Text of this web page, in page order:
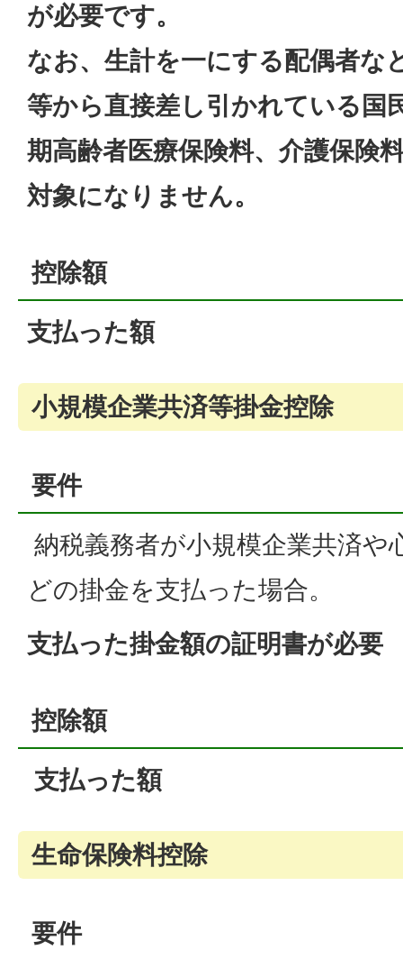
が必要です。
なお、生計を一にする配偶者な
等から直接差し引かれている国
期高齢者医療保険料、介護保険
対象になりません。
控除額
支払った額
小規模企業共済等掛金控除
要件
納税義務者が小規模企業共済や
どの掛金を支払った場合。
支払った掛金額の証明書が必要
控除額
支払った額
生命保険料控除
要件